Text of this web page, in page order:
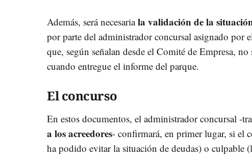
Además, será necesaria la validación de la
por parte del administrador concursal asignado por
que, según señalan desde el Comité de Empresa,
cuando entregue el informe del parque.
El concurso
En estos documentos, el administrador concursal -
a los acreedores- confirmará, en primer lugar, si el
ha podido evitar la situación de deudas) o culpable